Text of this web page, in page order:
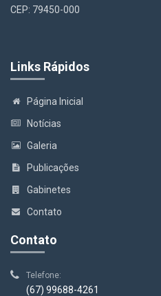
CEP: 79450-000
Links Rápidos
Página Inicial
Notícias
Galeria
Publicações
Gabinetes
Contato
Contato
Telefone:
(67) 99688-4261